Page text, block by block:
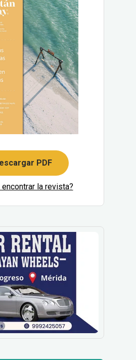
PDF
encontrar la revista?